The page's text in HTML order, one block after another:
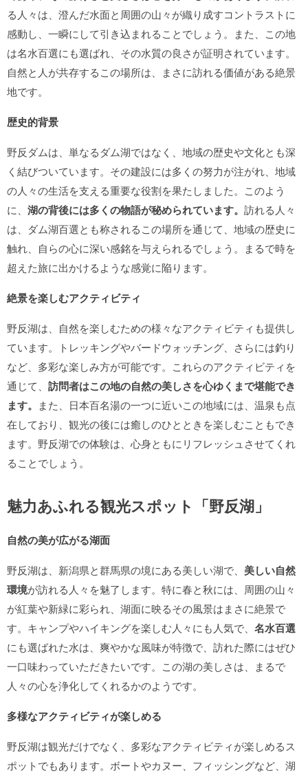
る人々は、澄んだ水面と周囲の山々が織り成すコントラストに
感動し、一瞬にして引き込まれることでしょう。また、この地
は名水百選にも選ばれ、その水質の良さが証明されています。
自然と人が共存するこの場所は、まさに訪れる価値がある絶景
地です。
歴史的背景
野反ダムは、単なるダム湖ではなく、地域の歴史や文化とも深
く結びついています。その建設には多くの努力が注がれ、地域
の人々の生活を支える重要な役割を果たしました。このよう
に、 湖の背後には多くの物語が秘められています。 訪れる人々
は、ダム湖百選とも称されるこの場所を通じて、地域の歴史に
触れ、自らの心に深い感銘を与えられるでしょう。まるで時を
超えた旅に出かけるような感覚に陥ります。
絶景を楽しむアクティビティ
野反湖は、自然を楽しむための様々なアクティビティも提供し
ています。トレッキングやバードウォッチング、さらには釣り
など、多彩な楽しみ方が可能です。これらのアクティビティを
通じて、 訪問者はこの地の自然の美しさを心ゆくまで堪能でき
ます。 また、日本百名湯の一つに近いこの地域には、温泉も点
在しており、観光の後には癒しのひとときを楽しむこともでき
ます。野反湖での体験は、心身ともにリフレッシュさせてくれ
ることでしょう。
魅力あふれる観光スポット「野反湖」
自然の美が広がる湖面
野反湖は、新潟県と群馬県の境にある美しい湖で、 美しい自然
環境が訪れる人々を魅了します。特に春と秋には、周囲の山々
が紅葉や新緑に彩られ、湖面に映るその風景はまさに絶景で
す。キャンプやハイキングを楽しむ人々にも人気で、 名水百選
にも選ばれた水は、爽やかな風味が特徴で、訪れた際にはぜひ
一口味わっていただきたいです。この湖の美しさは、まるで
人々の心を浄化してくれるかのようです。
多様なアクティビティが楽しめる
野反湖は観光だけでなく、多彩なアクティビティが楽しめるス
ポットでもあります。ボートやカヌー、フィッシングなど、湖